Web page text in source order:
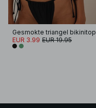
Gesmokte triangel bikinitop
EUR 3.99 EUR 19.95